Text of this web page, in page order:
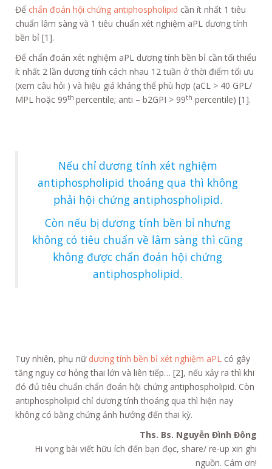
Để chẩn đoán hội chứng antiphospholipid cần ít nhất 1 tiêu
chuẩn lâm sàng và 1 tiêu chuẩn xét nghiệm aPL dương tính
bền bỉ [1].
Để chẩn đoán xét nghiệm aPL dương tính bền bỉ cần tối thiểu
ít nhất 2 lần dương tính cách nhau 12 tuần ở thời điểm tối ưu
(xem câu hỏi ) và hiệu giá kháng thể phù hợp (aCL > 40 GPL/
MPL hoặc 99th percentile; anti – b2GPI > 99th percentile) [1].
Nếu chỉ dương tính xét nghiệm
antiphospholipid thoáng qua thì không
phải hội chứng antiphospholipid.
Còn nếu bị dương tính bền bỉ nhưng
không có tiêu chuẩn về lâm sàng thì cũng
không được chẩn đoán hội chứng
antiphospholipid.
Tuy nhiên, phụ nữ dương tính bền bỉ xét nghiệm aPL có gây
tăng nguy cơ hỏng thai lớn và liên tiếp… [2], nếu xảy ra thì khi
đó đủ tiêu chuẩn chẩn đoán hội chứng antiphospholipid. Còn
antiphospholipid chỉ dương tính thoáng qua thì hiện nay
không có bằng chứng ảnh hưởng đến thai kỳ.
Ths. Bs. Nguyễn Đình Đông
Hi vọng bài viết hữu ích đến bạn đọc, share/ re-up xin ghi
nguồn. Cám ơn!